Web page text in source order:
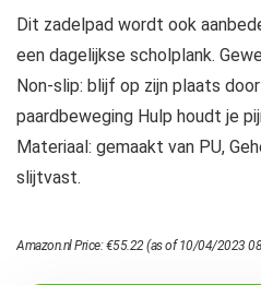
Dit zadelpad wordt ook
een dagelijkse scholplank.
Non-slip: blijf op zijn plaats
paardbeweging Hulp houdt je
Materiaal: gemaakt van PU,
slijtvast.
Amazon.nl Price:€55.22 (as of 10/04/2023